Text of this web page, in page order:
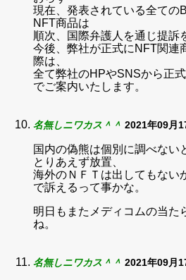
現在、発表されている全ての
NFT商品は
順次、国際弁護人を通じ提訴
今後、弊社が正式にNFT関連
際は、
全て弊社のHPやSNSから正
でご案内いたします。
名無しニワカス＾＾ 2021年09月
国内の偽熊は個別に調べない
とりあえず放置、
海外のＮＦＴは出してもない
で訴えるって事かな。
明日もまたメディコムの当た
ね。
名無しニワカス＾＾ 2021年09月